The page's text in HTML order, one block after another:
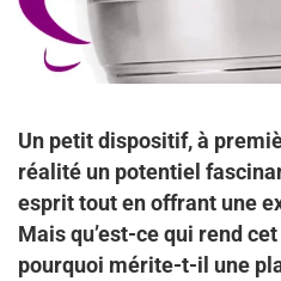
Un petit dispositif, à
réalité un potentiel
esprit tout en offrant une
Mais qu’est-ce qui rend
pourquoi mérite-t-il une